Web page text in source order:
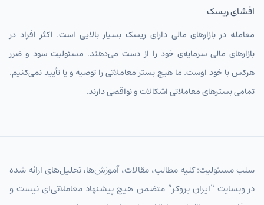
افشای ریسک
معامله در بازارهای مالی دارای ریسک بسیار بالایی است. اکثر افراد در
بازارهای مالی سرمایه‌ی خود را از دست می‌دهند. مسئولیت سود و ضرر
هرکس با خود اوست. ما هیچ بستر معاملاتی را توصیه و یا تأیید نمی‌کنیم.
تمامی بسترهای معاملاتی اشکالات و نواقصی دارند.
سلب مسئولیت: کلیه مطالب، مقالات، آموزش‌ها، تحلیل‌های ارائه شده
در وبسایت “ایران بروکر” متضمن هیچ پیشنهاد معاملاتی‌ای نیست و